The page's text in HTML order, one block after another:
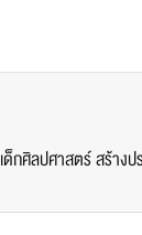
เด็กศิลปศาสตร์ สร้าง